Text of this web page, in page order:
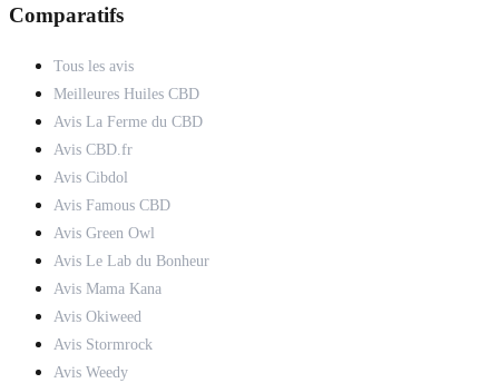
Comparatifs
Tous les avis
Meilleures Huiles CBD
Avis La Ferme du CBD
Avis CBD.fr
Avis Cibdol
Avis Famous CBD
Avis Green Owl
Avis Le Lab du Bonheur
Avis Mama Kana
Avis Okiweed
Avis Stormrock
Avis Weedy